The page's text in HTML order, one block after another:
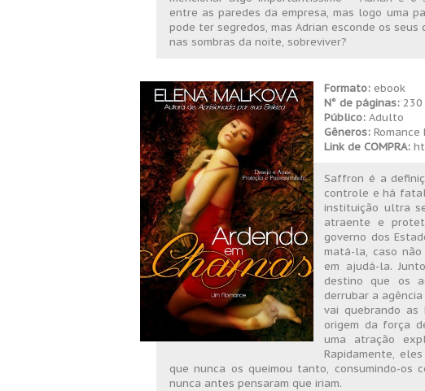
entre as paredes da empresa, mas logo uma
pode ter segredos, mas Adrian esconde os
nas sombras da noite, sobreviver?
Formato: ebook
N° de páginas: 230
Público: Adulto
Gêneros:
Link de COMPRA:
Saffron é a
controle e há
instituição ultra
atraente e
governo dos
matá-la, caso
em ajudá-la.
destino que os
derrubar a
vai quebrando as
origem da força
uma atração
Rapidamente,
que nunca os queimou tanto, consumindo-os
nunca antes pensaram que iriam.